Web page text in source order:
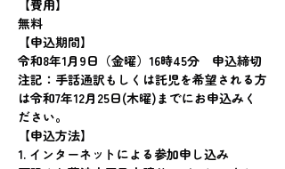
【費用】
無料
【申込期間】
令和8年1月9日（金曜）16時45分　申込締切
注記：手話通訳もしくは託児を希望される方
は令和7年12月25日(木曜)までにお申込みく
ださい。
【申込方法】
1. インターネットによる参加申し込み